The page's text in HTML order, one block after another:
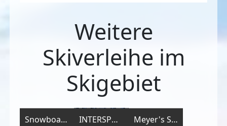
Weitere
Skiverleihe im
Skigebiet
Snowboard Sägerei
INTERSPORT - INTERSPORT Alpina Sport Andermatt
Meyer's Sporthaus AG